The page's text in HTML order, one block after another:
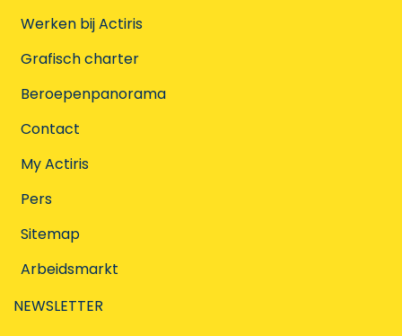
Werken bij Actiris
Grafisch charter
Beroepenpanorama
Contact
My Actiris
Pers
Sitemap
Arbeidsmarkt
NEWSLETTER